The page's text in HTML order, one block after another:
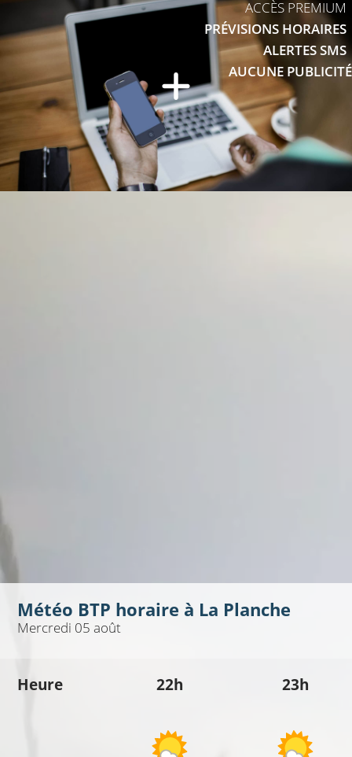
ACCÈS PREMIUM
PRÉVISIONS HORAIRES
ALERTES SMS
AUCUNE PUBLICITÉ
Météo BTP horaire à La Planche
Mercredi 05 août
Heure 22h 23h